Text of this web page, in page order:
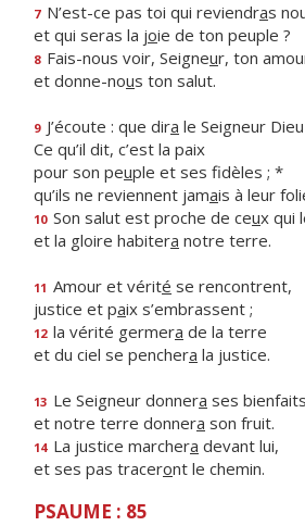
7 N’est-ce pas toi qui reviendras
et qui seras la joie de ton peuple ?
8 Fais-nous voir, Seigneur, ton
et donne-nous ton salut.
9 J’écoute : que dira le Seigneur
Ce qu’il dit, c’est la paix
pour son peuple et ses fidèles ; *
qu’ils ne reviennent jamais à leur
10 Son salut est proche de ceux qui
et la gloire habitera notre terre.
11 Amour et vérité se rencontrent,
justice et paix s’embrassent ;
12 la vérité germera de la terre
et du ciel se penchera la justice.
13 Le Seigneur donnera ses
et notre terre donnera son fruit.
14 La justice marchera devant lui,
et ses pas traceront le chemin.
PSAUME : 85